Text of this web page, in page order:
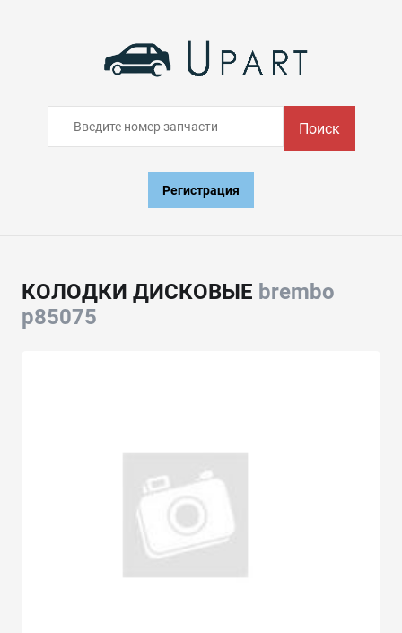
Поиск
Регистрация
КОЛОДКИ ДИСКОВЫЕ brembo
p85075